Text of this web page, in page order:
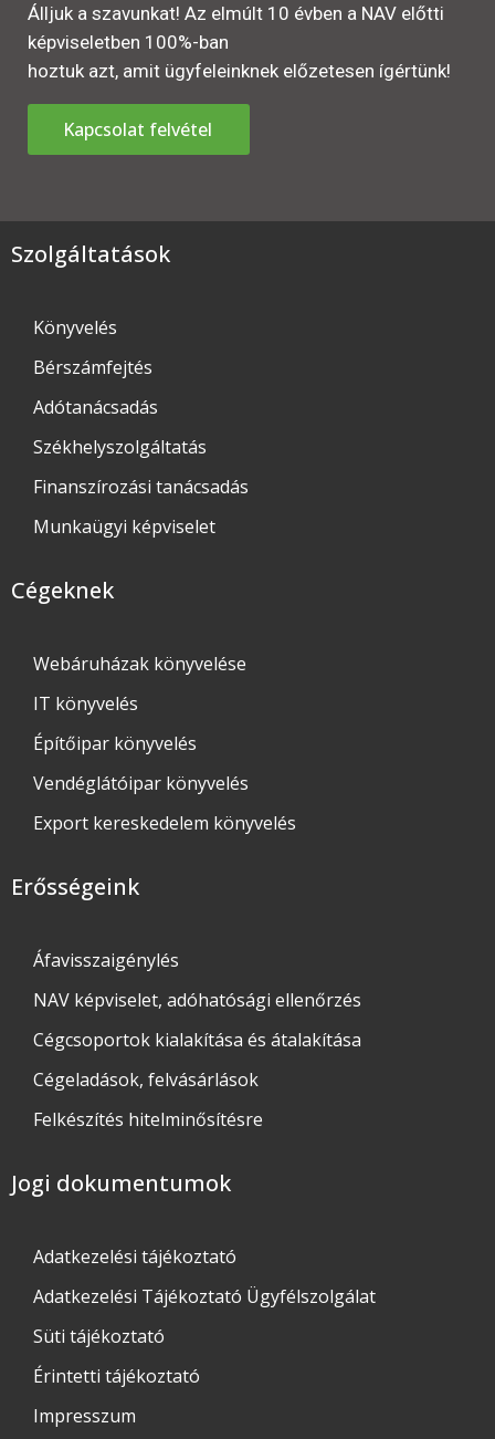
Álljuk a szavunkat! Az elmúlt 10 évben a NAV előtti
képviseletben 100%-ban
hoztuk azt, amit ügyfeleinknek előzetesen ígértünk!
Kapcsolat felvétel
Szolgáltatások
Könyvelés
Bérszámfejtés
Adótanácsadás
Székhelyszolgáltatás
Finanszírozási tanácsadás
Munkaügyi képviselet
Cégeknek
Webáruházak könyvelése
IT könyvelés
Építőipar könyvelés
Vendéglátóipar könyvelés
Export kereskedelem könyvelés
Erősségeink
Áfavisszaigénylés
NAV képviselet, adóhatósági ellenőrzés
Cégcsoportok kialakítása és átalakítása
Cégeladások, felvásárlások
Felkészítés hitelminősítésre
Jogi dokumentumok
Adatkezelési tájékoztató​
Adatkezelési Tájékoztató Ügyfélszolgálat
Süti tájékoztató
Érintetti tájékoztató
Impresszum